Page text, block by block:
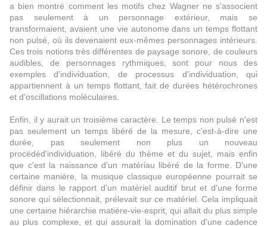
a bien montré comment les motifs chez Wagner ne s'associent
pas seulement à un personnage extérieur, mais se
transformaient, avaient une vie autonome dans un temps flottant
non pulsé, où ils devenaient eux-mêmes personnages intérieurs.
Ces trois notions très différentes de paysage sonore, de couleurs
audibles, de personnages rythmiques, sont pour nous des
exemples d'individuation, de processus d'individuation, qui
appartiennent à un temps flottant, fait de durées hétérochrones
et d'oscillations moléculaires.
Enfin, il y aurait un troisième caractère. Le temps non pulsé n'est
pas seulement un temps libéré de la mesure, c'est-à-dire une
durée, pas seulement non plus un nouveau
procédéd'individuation, libéré du thème et du sujet, mais enfin
que c'est la naissance d'un matériau libéré de la forme. D'une
certaine manière, la musique classique européenne pourrait se
définir dans le rapport d'un matériel auditif brut et d'une forme
sonore qui sélectionnait, prélevait sur ce matériel. Cela impliquait
une certaine hiérarchie matière-vie-esprit, qui allait du plus simple
au plus complexe, et qui assurait la domination d'une cadence